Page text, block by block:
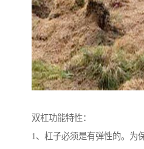
双杠功能特性：
1、杠子必须是有弹性的。为